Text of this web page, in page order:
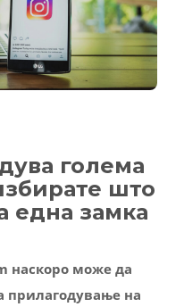
голема
што
една замка
наскоро може да
прилагодување на